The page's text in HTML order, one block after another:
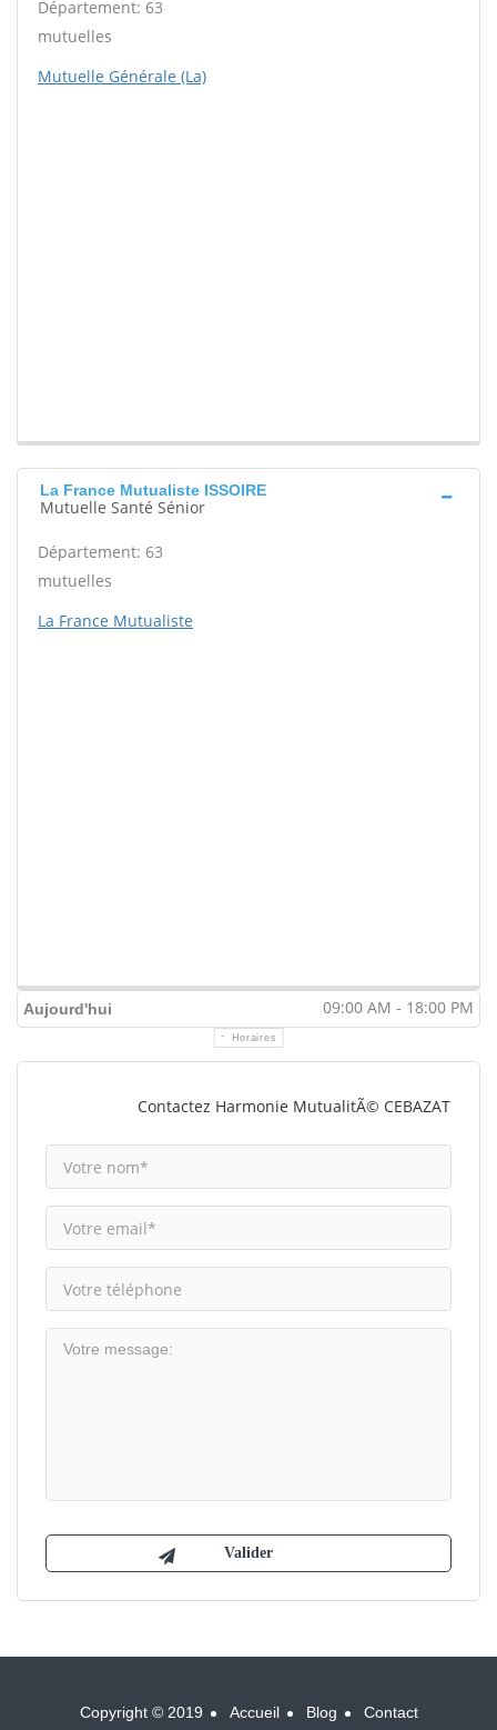
Département: 63
mutuelles
Mutuelle Générale (La)
La France Mutualiste ISSOIRE
Mutuelle Santé Sénior
Département: 63
mutuelles
La France Mutualiste
Aujourd'hui 09:00 AM - 18:00 PM
Horaires
Contactez Harmonie MutualitÃ© CEBAZAT
Copyright © 2019 Accueil Blog Contact